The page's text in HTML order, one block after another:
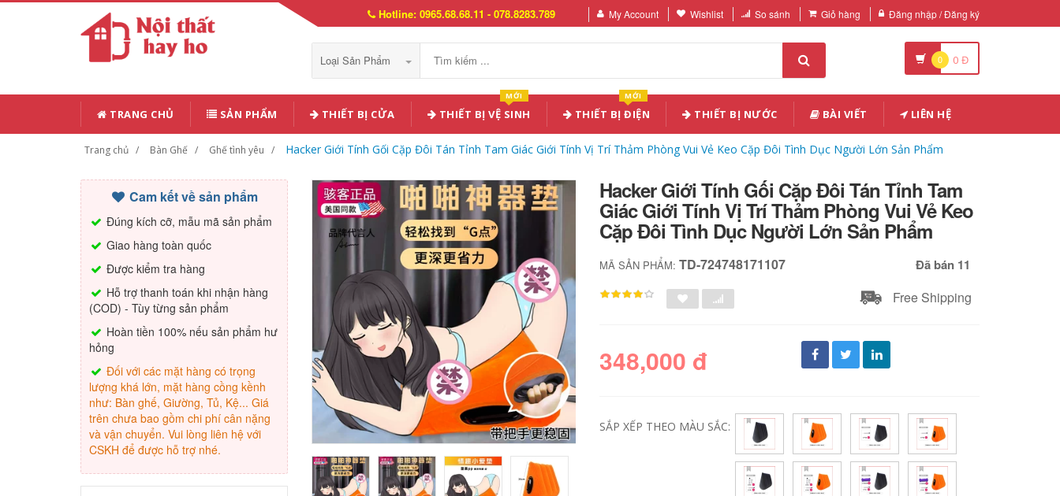
Hotline: 0965.68.68.11 - 078.8283.789 My Account Wishlist So sánh Giỏ hàng Đăng nhập / Đăng ký
Loại Sản Phẩm 0 0 Đ
TRANG CHỦ SẢN PHẨM THIẾT BỊ CỬA THIẾT BỊ VỆ SINH
MỚI
THIẾT BỊ ĐIỆN
MỚI
THIẾT BỊ NƯỚC BÀI VIẾT LIÊN HỆ
Trang chủ Bàn Ghế Ghế tình yêu Hacker Giới Tính Gối Cặp Đôi Tán Tỉnh Tam Giác Giới Tính Vị Trí Thảm Phòng Vui Vẻ Keo Cặp Đôi Tình Dục Người Lớn Sản Phẩm
Cam kết về sản phẩm
Đúng kích cỡ, mẫu mã sản phẩm
Giao hàng toàn quốc
Được kiểm tra hàng
Hỗ trợ thanh toán khi nhận hàng
(COD) - Tùy từng sản phẩm
Hoàn tiền 100% nếu sản phẩm hư
hỏng
Đối với các mặt hàng có trọng
lượng khá lớn, mặt hàng cồng kềnh
như: Bàn ghế, Giường, Tủ, Kệ... Giá
trên chưa bao gồm chi phí cân nặng
và vận chuyển. Vui lòng liên hệ với
CSKH để được hỗ trợ nhé.
Hacker Giới Tính Gối Cặp Đôi Tán Tỉnh Tam
Giác Giới Tính Vị Trí Thảm Phòng Vui Vẻ Keo
Cặp Đôi Tình Dục Người Lớn Sản Phẩm
MÃ SẢN PHẨM:TD-724748171107 Đã bán 11
Free Shipping
348,000 đ
SẮP XẾP THEO MÀU SẮC: